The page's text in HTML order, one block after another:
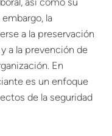
la
a la preservación
a la prevención de
En
es un enfoque
de la seguridad